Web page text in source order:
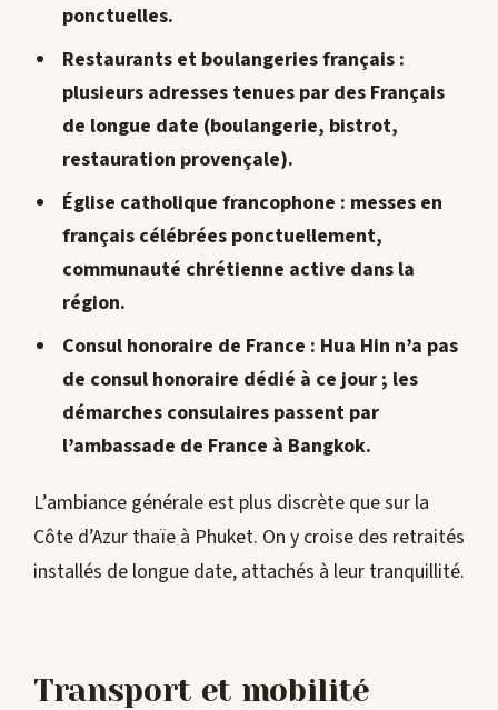
ponctuelles.
Restaurants et boulangeries français:
plusieurs adresses tenues par des Français
de longue date (boulangerie, bistrot,
restauration provençale).
Église catholique francophone : messes en
français célébrées ponctuellement,
communauté chrétienne active dans la
région.
Consul honoraire de France : Hua Hin n’a pas
de consul honoraire dédié à ce jour ; les
démarches consulaires passent par
l’ambassade de France à Bangkok.
L’ambiance générale est plus discrète que sur la
Côte d’Azur thaïe à Phuket. On y croise des retraités
installés de longue date, attachés à leur tranquillité.
Transport et mobilité